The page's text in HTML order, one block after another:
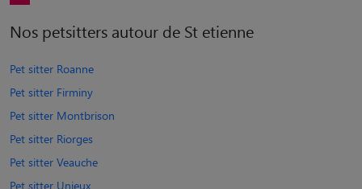
Nos petsitters autour de St etienne
Pet sitter Roanne
Pet sitter Firminy
Pet sitter Montbrison
Pet sitter Riorges
Pet sitter Veauche
Pet sitter Unieux